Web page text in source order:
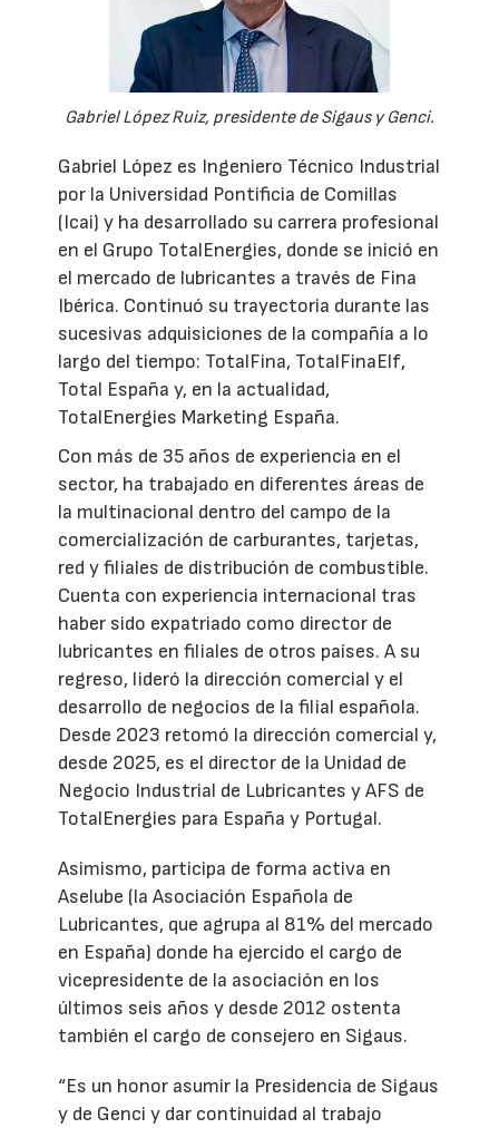
Gabriel López Ruiz, presidente de Sigaus y Genci.
Gabriel López es Ingeniero Técnico Industrial
por la Universidad Pontificia de Comillas
(Icai) y ha desarrollado su carrera profesional
en el Grupo TotalEnergies, donde se inició en
el mercado de lubricantes a través de Fina
Ibérica. Continuó su trayectoria durante las
sucesivas adquisiciones de la compañía a lo
largo del tiempo: TotalFina, TotalFinaElf,
Total España y, en la actualidad,
TotalEnergies Marketing España.
Con más de 35 años de experiencia en el
sector, ha trabajado en diferentes áreas de
la multinacional dentro del campo de la
comercialización de carburantes, tarjetas,
red y filiales de distribución de combustible.
Cuenta con experiencia internacional tras
haber sido expatriado como director de
lubricantes en filiales de otros países. A su
regreso, lideró la dirección comercial y el
desarrollo de negocios de la filial española.
Desde 2023 retomó la dirección comercial y,
desde 2025, es el director de la Unidad de
Negocio Industrial de Lubricantes y AFS de
TotalEnergies para España y Portugal.
Asimismo, participa de forma activa en
Aselube (la Asociación Española de
Lubricantes, que agrupa al 81% del mercado
en España) donde ha ejercido el cargo de
vicepresidente de la asociación en los
últimos seis años y desde 2012 ostenta
también el cargo de consejero en Sigaus.
“Es un honor asumir la Presidencia de Sigaus
y de Genci y dar continuidad al trabajo